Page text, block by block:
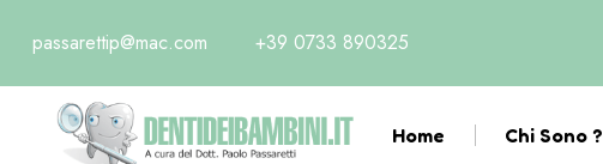
passarettip@mac.com +39 0733 890325
Home Chi Sono ?